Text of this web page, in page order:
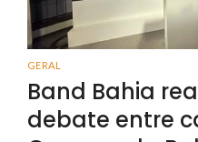
GERAL
Band Bahia
debate entre